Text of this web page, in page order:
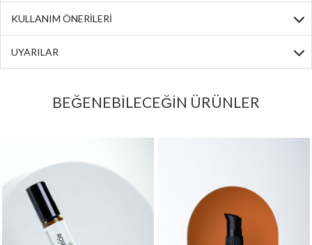
KULLANIM ÖNERİLERİ
UYARILAR
BEĞENEBİLECEĞİN ÜRÜNLER